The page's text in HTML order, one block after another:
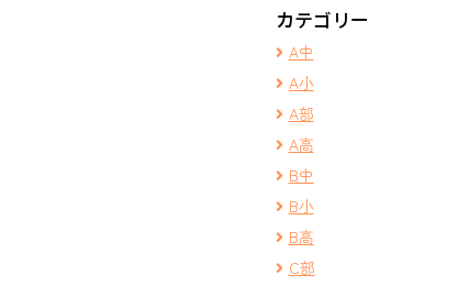
カテゴリー
A中
A小
A部
A高
B中
B小
B高
C部